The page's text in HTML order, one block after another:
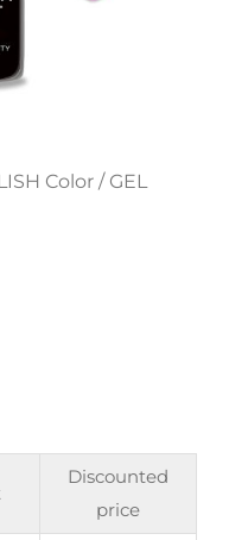
Color / GEL
Discounted
price